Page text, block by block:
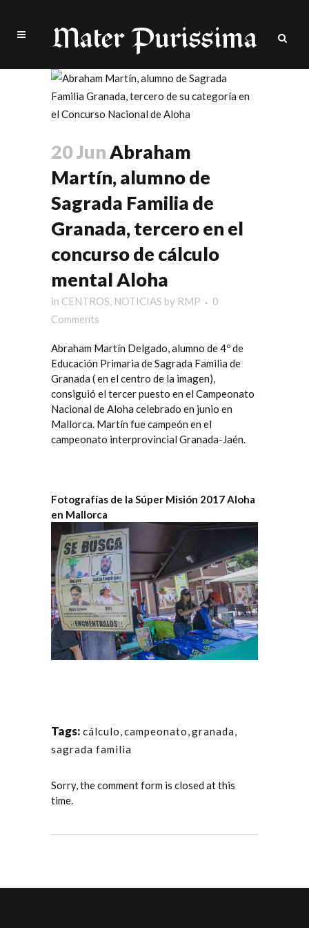
20 JunAbraham
Martín, alumno de
Sagrada Familia de
Granada, tercero en el
concurso de cálculo
mental Aloha
in CENTROS, NOTICIAS by RMP
0
Comments
Abraham Martín Delgado, alumno de 4º de
Educación Primaria deSagrada Familia de
Granada ( en el centro de la imagen),
consiguió el tercer puesto en el Campeonato
Nacional de Aloha celebrado en junio en
Mallorca. Martín fuecampeón en el
campeonato interprovincial Granada-Jaén.
Fotografías de la Súper Misión 2017 Aloha
en Mallorca
Tags: cálculo,campeonato,granada,
sagrada familia
Sorry, the comment form is closed at this
time.